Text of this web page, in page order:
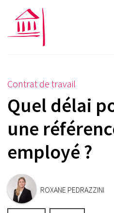
Contrat de travail
Quel délai
une
employé ?
ROXANE PEDRAZZINI